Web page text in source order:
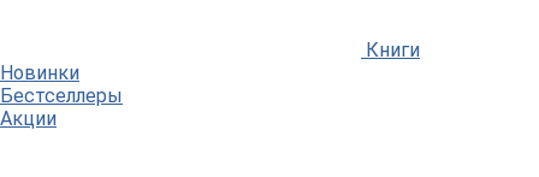
Книги
Новинки
Бестселлеры
Акции